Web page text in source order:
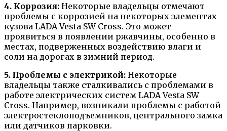
4. Коррозия: Некоторые владельцы отмечают
проблемы с коррозией на некоторых элементах
кузова LADA Vesta SW Cross. Это может
проявиться в появлении ржавчины, особенно в
местах, подверженных воздействию влаги и
соли на дорогах в зимний период.
5. Проблемы с электрикой: Некоторые
владельцы также сталкивались с проблемами в
работе электрических систем LADA Vesta SW
Cross. Например, возникали проблемы с работой
электростеклоподъемников, центрального замка
или датчиков парковки.